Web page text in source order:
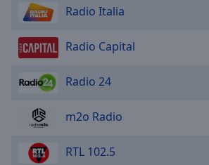
Close
Dialog
End
dialog
window.
Radio Italia
Radio Capital
Radio 24
m2o Radio
RTL 102.5